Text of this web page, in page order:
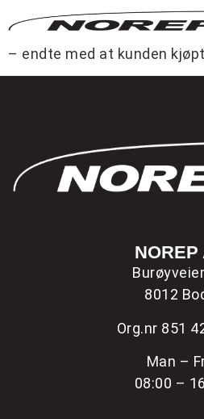
– endte med at kunden
NOREP
8012
Org.nr 851
Man –
08:00 –